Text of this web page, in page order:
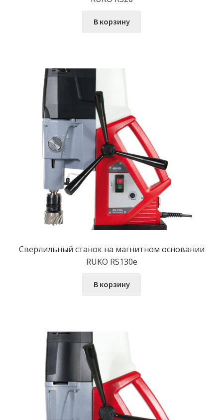
В корзину
Сверлильный станок на магнитном основании
RUKO RS130e
В корзину